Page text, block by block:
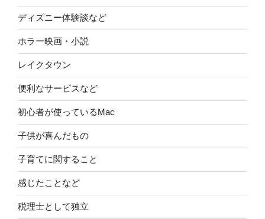
ディズニー体験談など
ホラー映画・小説
レイクタウン
便利なサービスなど
初心者が使っているMac
子供が喜んだもの
子育てに関すること
感じたことなど
税理士として独立